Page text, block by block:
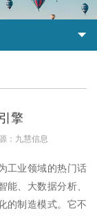
擎
：九慧信息
工业领域的热门话
、大数据分析、
的制造模式。它不